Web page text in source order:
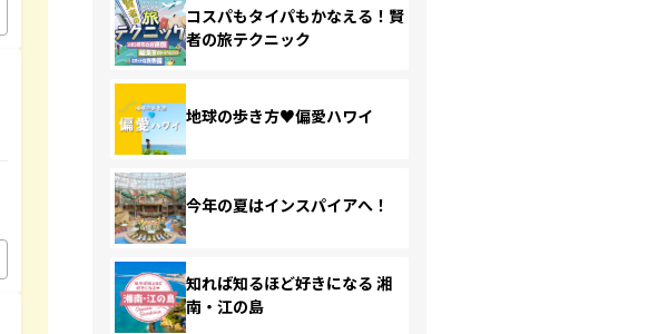
コスパもタイパもかなえる！賢
者の旅テクニック
地球の歩き方♥偏愛ハワイ
今年の夏はインスパイアへ！
知れば知るほど好きになる 湘
南・江の島